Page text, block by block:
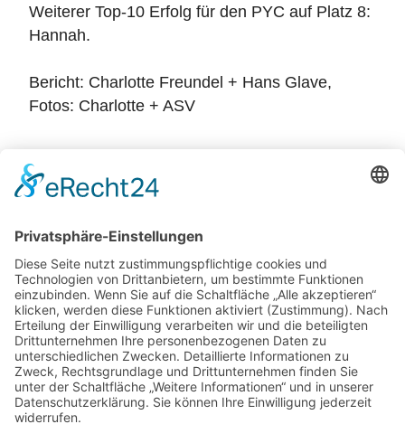
Weiterer Top-10 Erfolg für den PYC auf Platz 8:
Hannah.
Bericht: Charlotte Freundel + Hans Glave,
Fotos: Charlotte + ASV
Zurück
Potsdamer Yacht Club e. V.